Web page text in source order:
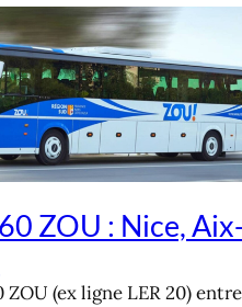
ZOU : Nice,
ZOU (ex ligne LER 20)